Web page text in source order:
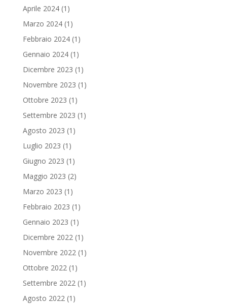
Aprile 2024(1)
Marzo 2024(1)
Febbraio 2024(1)
Gennaio 2024(1)
Dicembre 2023 (1)
Novembre 2023 (1)
Ottobre 2023 (1)
Settembre 2023 (1)
Agosto 2023 (1)
Luglio 2023 (1)
Giugno 2023 (1)
Maggio 2023 (2)
Marzo 2023 (1)
Febbraio 2023 (1)
Gennaio 2023 (1)
Dicembre 2022(1)
Novembre 2022(1)
Ottobre 2022(1)
Settembre 2022(1)
Agosto 2022(1)